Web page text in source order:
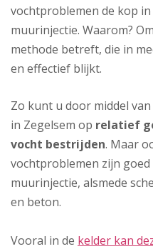
vochtproblemen de kop
muurinjectie. Waarom?
methode betreft, die in
en effectief blijkt.
Zo kunt u door middel
in Zegelsem op relatief
vocht bestrijden. Maar
vochtproblemen zijn
muurinjectie, alsmede
en beton.
Vooral in de kelder kan